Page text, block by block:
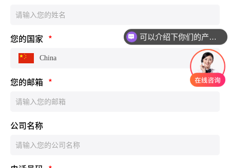
您的国家 *
China
您的邮箱 *
公司名称
可以介绍下你们的产品么